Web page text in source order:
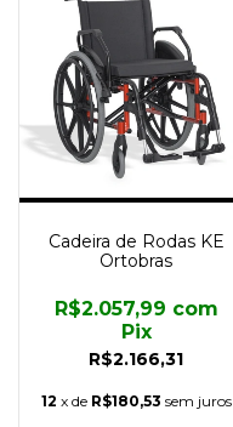
Cadeira de Rodas KE
Ortobras
R$2.166,31
R$2.057,99 com
Pix
12 x de R$180,53 sem juros